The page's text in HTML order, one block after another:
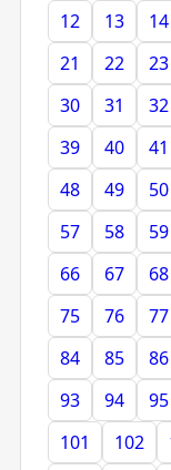
12
13 14
21
22 23
30
31 32
39
40 41
48
49 50
57
58 59
66
67 68
75
76 77
84
85 86
93
94 95
101
102